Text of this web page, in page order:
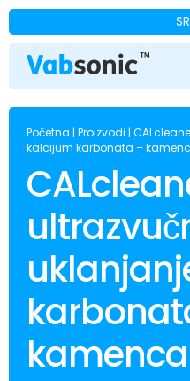
Početna | Proizvodi |
kalcijum karbonata –
kamenca